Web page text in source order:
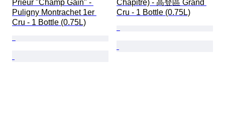
Prieur "Champ Gain" -
Puligny Montrachet 1er
Cru - 1 Bottle (0.75L)
Chapitre) - 高登區 Grand
Cru - 1 Bottle (0.75L)